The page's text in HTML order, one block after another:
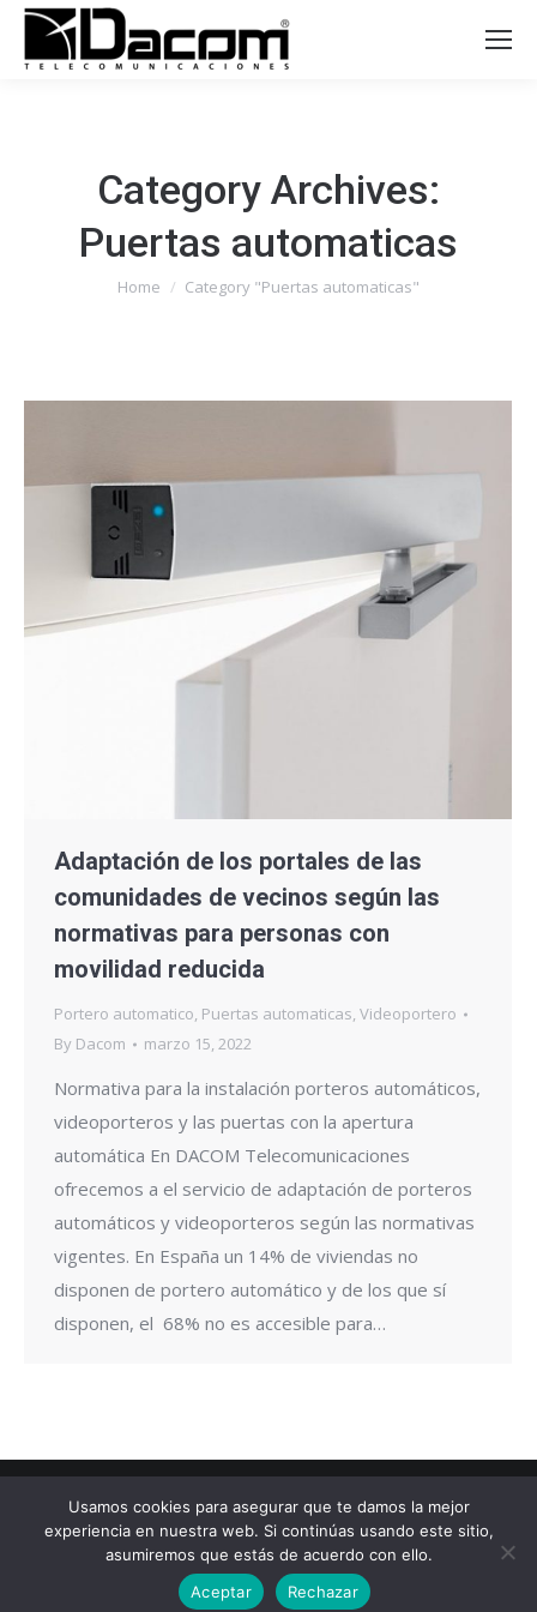
Category Archives:
Puertas automaticas
You are here:
Home Category "Puertas automaticas"
Adaptación de los portales de las
comunidades de vecinos según las
normativas para personas con
movilidad reducida
Portero automatico, Puertas automaticas, Videoportero
By Dacom marzo 15, 2022
Normativa para la instalación porteros automáticos,
videoporteros y las puertas con la apertura
automática En DACOM Telecomunicaciones
ofrecemos a el servicio de adaptación de porteros
automáticos y videoporteros según las normativas
vigentes. En España un 14% de viviendas no
disponen de portero automático y de los que sí
disponen, el 68% no es accesible para…
Diseñado por © Ondiseño.com 2017
(+34) 958-291 959
info@dacom.digital
Usamos cookies para asegurar que te damos la mejor
experiencia en nuestra web. Si continúas usando este sitio,
asumiremos que estás de acuerdo con ello.
Aceptar
Rechazar